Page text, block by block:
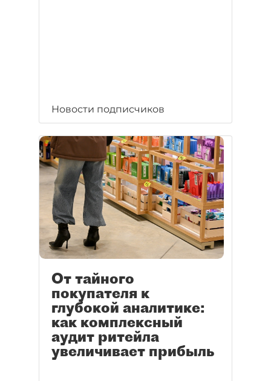
Новости подписчиков
От тайного
покупателя к
глубокой аналитике:
как комплексный
аудит ритейла
увеличивает прибыль